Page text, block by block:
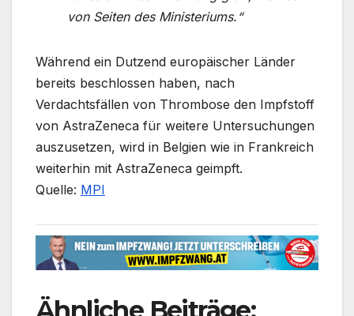
von Seiten des Ministeriums.“
Während ein Dutzend europäischer Länder
bereits beschlossen haben, nach
Verdachtsfällen von Thrombose den Impfstoff
von AstraZeneca für weitere Untersuchungen
auszusetzen, wird in Belgien wie in Frankreich
weiterhin mit AstraZeneca geimpft.
Quelle: MPI